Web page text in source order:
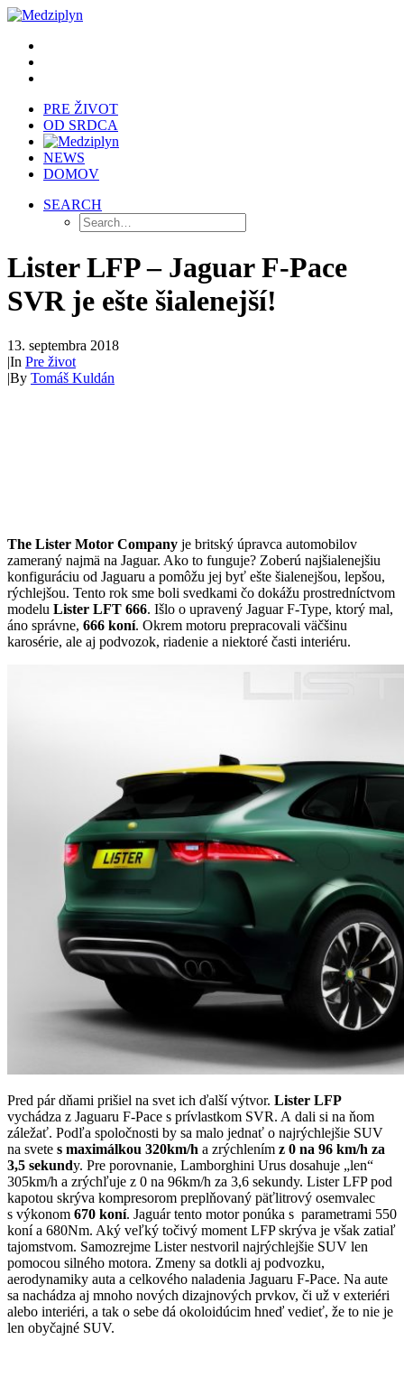
PRE ŽIVOT
OD SRDCA
NEWS
DOMOV
SEARCH
Lister LFP – Jaguar F-Pace
SVR je ešte šialenejší!
13. septembra 2018
|In Pre život
|By Tomáš Kuldán
The Lister Motor Company je britský úpravca automobilov
zameraný najmä na Jaguar. Ako to funguje? Zoberú najšialenejšiu
konfiguráciu od Jaguaru a pomôžu jej byť ešte šialenejšou, lepšou,
rýchlejšou. Tento rok sme boli svedkami čo dokážu prostredníctvom
modelu Lister LFT 666. Išlo o upravený Jaguar F-Type, ktorý mal,
áno správne, 666 koní. Okrem motoru prepracovali väčšinu
karosérie, ale aj podvozok, riadenie a niektoré časti interiéru.
Pred pár dňami prišiel na svet ich ďalší výtvor. Lister LFP
vychádza z Jaguaru F-Pace s prívlastkom SVR. A dali si na ňom
záležať. Podľa spoločnosti by sa malo jednať o najrýchlejšie SUV
na svete s maximálkou 320km/h a zrýchlením z 0 na 96 km/h za
3,5 sekundy. Pre porovnanie, Lamborghini Urus dosahuje „len“
305km/h a zrýchľuje z 0 na 96km/h za 3,6 sekundy. Lister LFP pod
kapotou skrýva kompresorom preplňovaný päťlitrový osemvalec
s výkonom 670 koní. Jaguár tento motor ponúka s parametrami 550
koní a 680Nm. Aký veľký točivý moment LFP skrýva je však zatiaľ
tajomstvom. Samozrejme Lister nestvoril najrýchlejšie SUV len
pomocou silného motora. Zmeny sa dotkli aj podvozku,
aerodynamiky auta a celkového naladenia Jaguaru F-Pace. Na aute
sa nachádza aj mnoho nových dizajnových prvkov, či už v exteriéri
alebo interiéri, a tak o sebe dá okoloidúcim hneď vedieť, že to nie je
len obyčajné SUV.